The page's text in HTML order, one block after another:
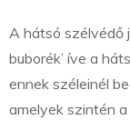
A hátsó szélvédő
buborék’ íve a
ennek széleinél
amelyek szintén